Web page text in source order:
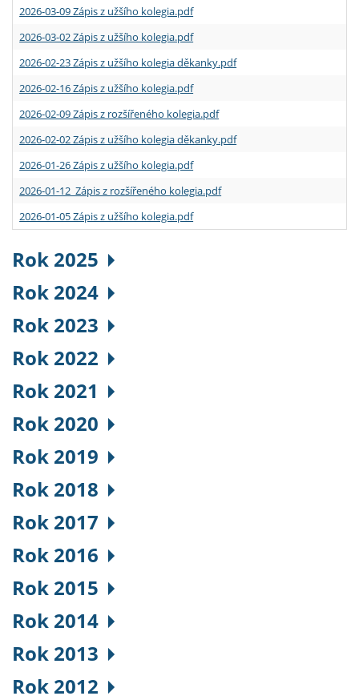
2026-03-09 Zápis z užšího kolegia.pdf
2026-03-02 Zápis z užšího kolegia.pdf
2026-02-23 Zápis z užšího kolegia děkanky.pdf
2026-02-16 Zápis z užšího kolegia.pdf
2026-02-09 Zápis z rozšířeného kolegia.pdf
2026-02-02 Zápis z užšího kolegia děkanky.pdf
2026-01-26 Zápis z užšího kolegia.pdf
2026-01-12 Zápis z rozšířeného kolegia.pdf
2026-01-05 Zápis z užšího kolegia.pdf
Rok 2025
Rok 2024
Rok 2023
Rok 2022
Rok 2021
Rok 2020
Rok 2019
Rok 2018
Rok 2017
Rok 2016
Rok 2015
Rok 2014
Rok 2013
Rok 2012